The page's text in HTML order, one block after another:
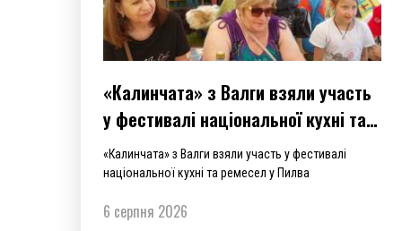
«Калинчата» з Валги взяли участь
у фестивалі національної кухні та
ремесел у Пилва
«Калинчата» з Валги взяли участь у фестивалі
національної кухні та ремесел у Пилва
6 серпня 2026